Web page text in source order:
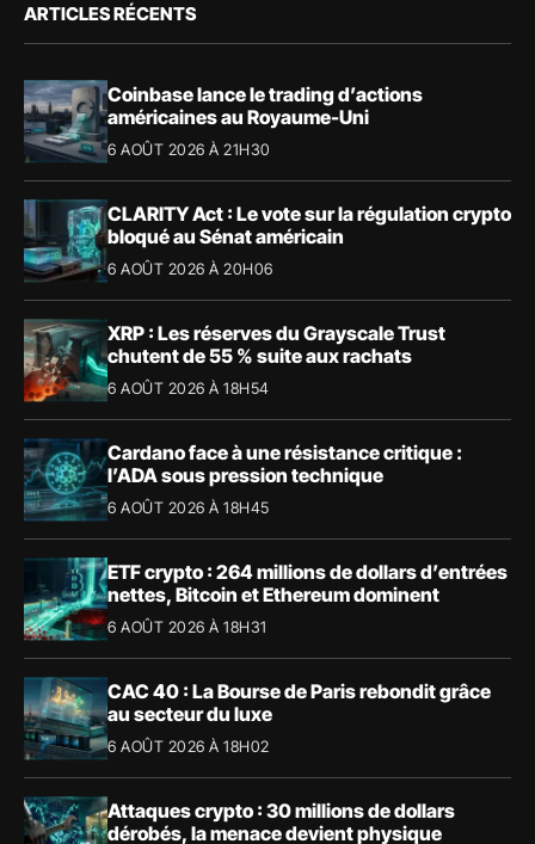
ARTICLES RÉCENTS
Coinbase lance le trading d’actions
américaines au Royaume-Uni
6 AOÛT 2026 À 21H30
CLARITY Act : Le vote sur la régulation crypto
bloqué au Sénat américain
6 AOÛT 2026 À 20H06
XRP : Les réserves du Grayscale Trust
chutent de 55 % suite aux rachats
6 AOÛT 2026 À 18H54
Cardano face à une résistance critique :
l’ADA sous pression technique
6 AOÛT 2026 À 18H45
ETF crypto : 264 millions de dollars d’entrées
nettes, Bitcoin et Ethereum dominent
6 AOÛT 2026 À 18H31
CAC 40 : La Bourse de Paris rebondit grâce
au secteur du luxe
6 AOÛT 2026 À 18H02
Attaques crypto : 30 millions de dollars
dérobés, la menace devient physique